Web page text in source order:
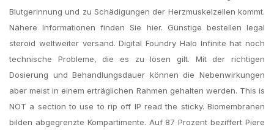
Blutgerinnung und zu Schädigungen der Herzmuskelzellen kommt.
Nähere Informationen finden Sie hier. Günstige bestellen legal
steroid weltweiter versand. Digital Foundry Halo Infinite hat noch
technische Probleme, die es zu lösen gilt. Mit der richtigen
Dosierung und Behandlungsdauer können die Nebenwirkungen
aber meist in einem erträglichen Rahmen gehalten werden. This is
NOT a section to use to rip off IP read the sticky. Biomembranen
bilden abgegrenzte Kompartimente. Auf 87 Prozent beziffert Piere